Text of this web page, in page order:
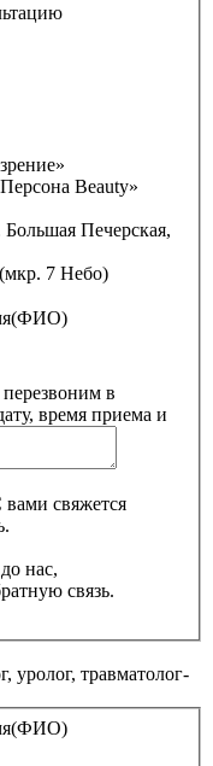
Beauty»
Большая Печерская,
7 Небо)
в
время приема и
вами свяжется
нас,
связь.
уролог, травматолог-